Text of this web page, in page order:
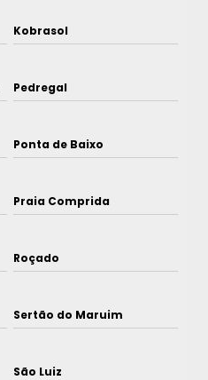
Kobrasol
Pedregal
Ponta de Baixo
Praia Comprida
Roçado
Sertão do Maruim
São Luiz